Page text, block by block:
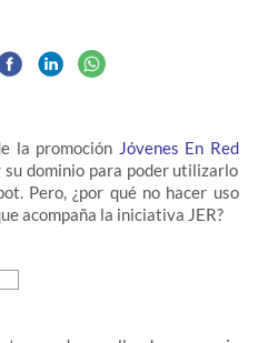
la promoción Jóvenes En Red
dominio para poder utilizarlo
Pero, ¿por qué no hacer uso
acompaña la iniciativa JER?